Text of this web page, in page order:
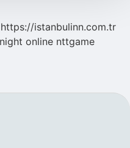
https://istanbulinn.com.tr
online nttgame